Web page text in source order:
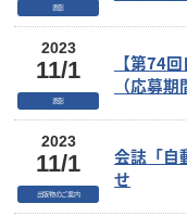
表彰
【第74
（応募
2023
11/1
表彰
会誌「自
せ
2023
11/1
出版物のご案内